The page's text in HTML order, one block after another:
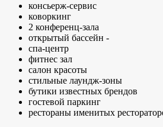
консьерж-сервис
коворкинг
2 конференц-зала
открытый бассейн -
спа-центр
фитнес зал
салон красоты
стильные лаундж-зоны
бутики известных брендов
гостевой паркинг
рестораны именитых